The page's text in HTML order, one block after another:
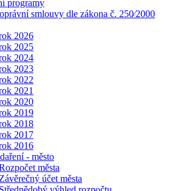
programy
smlouvy dle zákona č. 250⁄2000
2026
2025
2024
2023
2022
2021
2020
2019
2018
2017
2016
- město
města
Závěrečný účet města